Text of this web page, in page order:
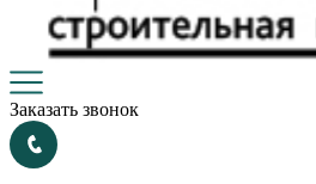
Заказать звонок